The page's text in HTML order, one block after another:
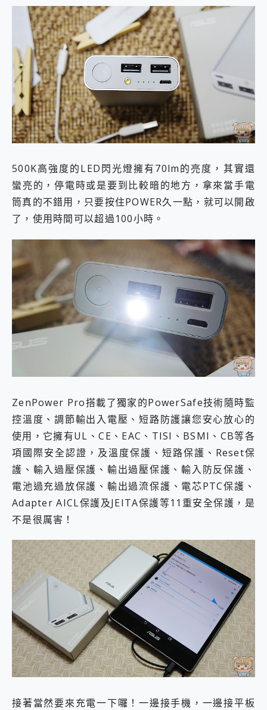
500K高強度的LED閃光燈擁有70lm的亮度，其實還
蠻亮的，停電時或是要到比較暗的地方，拿來當手電
筒真的不錯用，只要按住POWER久一點，就可以開啟
了，使用時間可以超過100小時。
ZenPower Pro搭載了獨家的PowerSafe技術隨時監
控溫度、調節輸出入電壓、短路防護讓您安心放心的
使用，它擁有UL、CE、EAC、TISI、BSMI、CB等各
項國際安全認證，及溫度保護、短路保護、Reset保
護、輸入過壓保護、輸出過壓保護、輸入防反保護、
電池過充過放保護、輸出過流保護、電芯PTC保護、
Adapter AICL保護及JEITA保護等11重安全保護，是
不是很厲害！
接著當然要來充電一下囉！一邊接手機，一邊接平板